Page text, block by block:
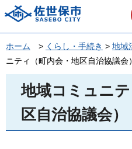
佐世保市
ホーム > くらし・手続き > 地域
ニティ（町内会・地区自治協議会）
地域コミュニ
区自治協議会）